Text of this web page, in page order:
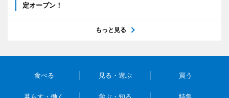
定オープン！
もっと見る
食べる 見る・遊ぶ 買う